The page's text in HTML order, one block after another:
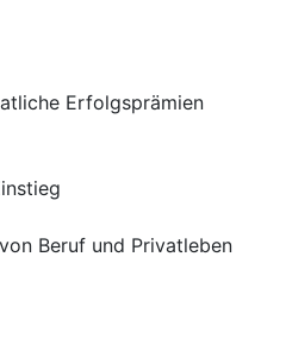
Erfolgsprämien
Beruf und Privatleben